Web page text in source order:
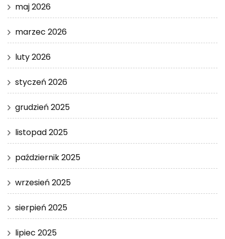
maj 2026
marzec 2026
luty 2026
styczeń 2026
grudzień 2025
listopad 2025
październik 2025
wrzesień 2025
sierpień 2025
lipiec 2025